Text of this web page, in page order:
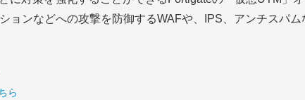
ョンなどへの攻撃を防御するWAFや、IPS、アンチスパム
ら